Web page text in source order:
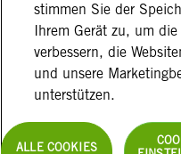
Allgemeine
Kontakt
stimmen Sie der
Ihrem Gerät zu, um
verbessern, die
und unsere
unterstützen.
ALLE COOKIES